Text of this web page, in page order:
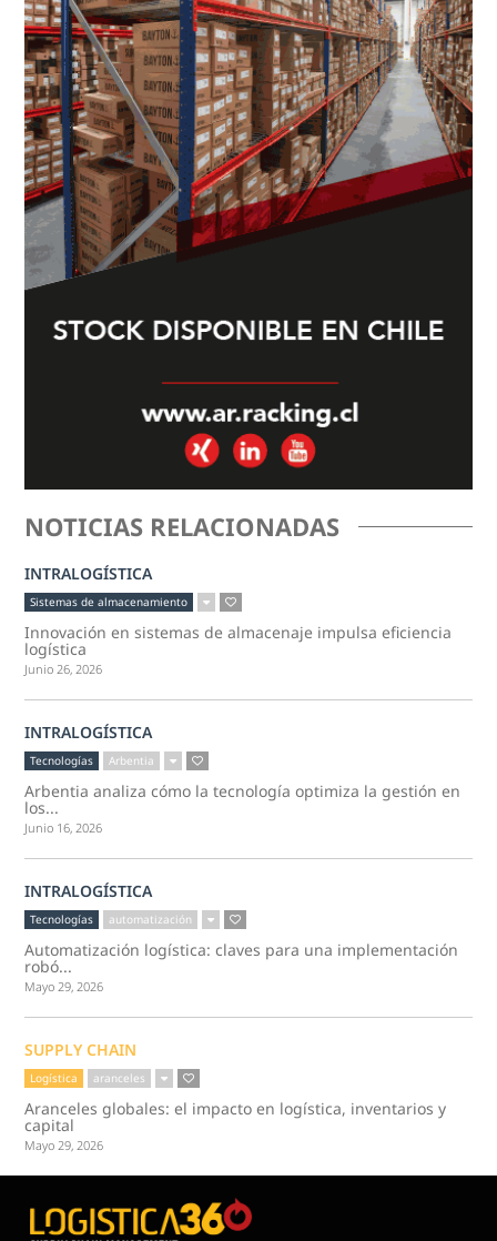
NOTICIAS RELACIONADAS
INTRALOGÍSTICA
Sistemas de almacenamiento
Innovación en sistemas de almacenaje impulsa eficiencia
logística
Junio 26, 2026
INTRALOGÍSTICA
Tecnologías Arbentia
Arbentia analiza cómo la tecnología optimiza la gestión en
los...
Junio 16, 2026
INTRALOGÍSTICA
Tecnologías automatización
Automatización logística: claves para una implementación
robó...
Mayo 29, 2026
SUPPLY CHAIN
Logística aranceles
Aranceles globales: el impacto en logística, inventarios y
capital
Mayo 29, 2026